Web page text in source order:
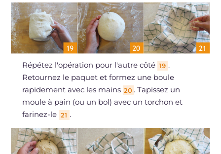
Répétez l'opération pour l'autre côté 19 .
Retournez le paquet et formez une boule
rapidement avec les mains 20 . Tapissez un
moule à pain (ou un bol) avec un torchon et
farinez-le 21 .